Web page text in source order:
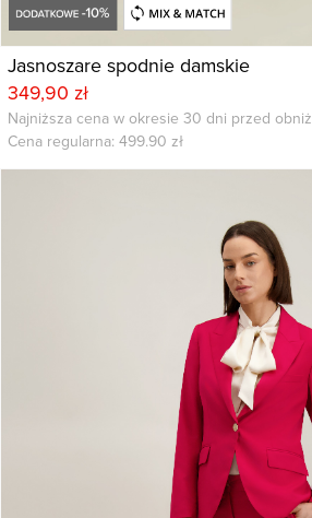
Jasnoszare spodnie damskie
349,90 zł
Najniższa cena w okresie 30 dni przed
Cena regularna: 499.90 zł